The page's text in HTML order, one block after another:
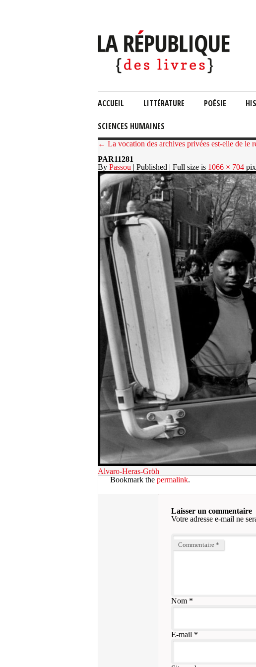
ACCUEIL LITTÉRATURE POÉSIE
SCIENCES HUMAINES
← La vocation des archives privées est-elle de le
PAR11281
By Passou | Published | Full size is 1066 × 704
Alvaro-Heras-Gröh
Bookmark the permalink.
Laisser un commentaire
Votre adresse e-mail ne
Commentaire *
Nom*
E-mail *